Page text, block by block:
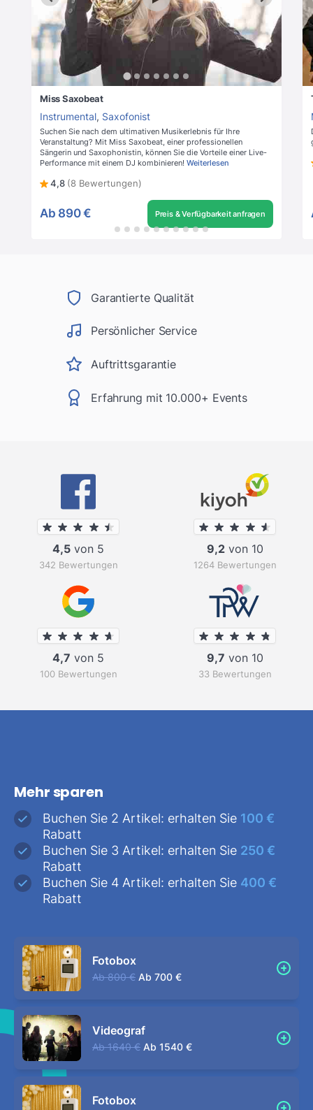
Miss Saxobeat
Instrumental, Saxofonist
Suchen Sie nach dem ultimativen Musikerlebnis für Ihre
Veranstaltung? Mit Miss Saxobeat, einer professionellen
Sängerin und Saxophonistin, können Sie die Vorteile einer Live-
Performance mit einem DJ kombinieren! Weiterlesen
4,8 (8 Bewertungen)
Ab 890 € Preis & Verfügbarkeit anfragen
Garantierte Qualität
Persönlicher Service
Auftrittsgarantie
Erfahrung mit 10.000+ Events
4,5 von 5
342 Bewertungen
9,2von 10
1264 Bewertungen
4,7 von 5
100 Bewertungen
9,7 von 10
33 Bewertungen
Mehr sparen
Buchen Sie 2 Artikel: erhalten Sie 100 €
Rabatt
Buchen Sie 3 Artikel: erhalten Sie 250 €
Rabatt
Buchen Sie 4 Artikel: erhalten Sie 400 €
Rabatt
Fotobox
Ab 800 € Ab 700 €
Videograf
Ab 1640 € Ab 1540 €
Fotobox